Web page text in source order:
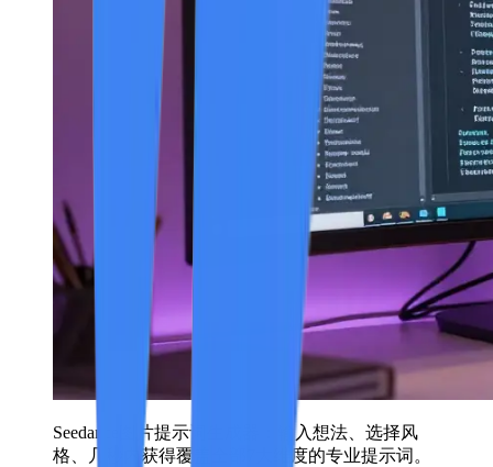
Seedance图片提示词生成器：输入想法、选择风
格、几秒内获得覆盖全部7大维度的专业提示词。